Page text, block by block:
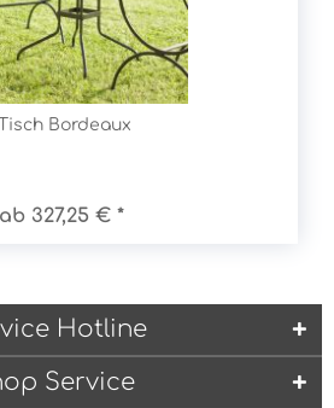
Tisch Bordeaux
ab 327,25 € *
Hotline
Service